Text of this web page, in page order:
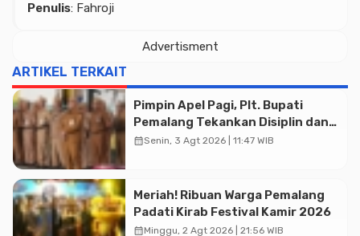
Penulis: Fahroji
Advertisment
ARTIKEL TERKAIT
Pimpin Apel Pagi, Plt. Bupati
Pemalang Tekankan Disiplin dan
Soliditas ASN untuk Pelayanan
calendar_monthSenin, 3 Agt 2026 | 11:47 WIB
Meriah! Ribuan Warga Pemalang
Padati Kirab Festival Kamir 2026
calendar_monthMinggu, 2 Agt 2026 | 21:56 WIB